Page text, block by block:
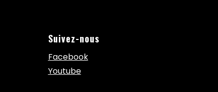
Suivez-nous
Facebook
Youtube